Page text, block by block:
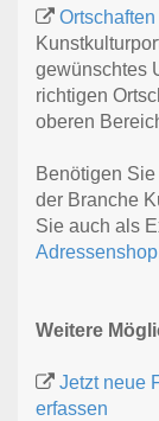
Ortschaften
gewünschtes
richtigen
oberen
Benötigen
der Branche
Sie auch als
Weitere
Jetzt neue
erfassen